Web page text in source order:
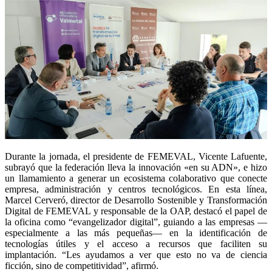
Durante la jornada, el presidente de FEMEVAL, Vicente Lafuente,
subrayó que la federación lleva la innovación «en su ADN», e hizo
un llamamiento a generar un ecosistema colaborativo que conecte
empresa, administración y centros tecnológicos. En esta línea,
Marcel Cerveró, director de Desarrollo Sostenible y Transformación
Digital de FEMEVAL y responsable de la OAP, destacó el papel de
la oficina como “evangelizador digital”, guiando a las empresas —
especialmente a las más pequeñas— en la identificación de
tecnologías útiles y el acceso a recursos que faciliten su
implantación. “Les ayudamos a ver que esto no va de ciencia
ficción, sino de competitividad”, afirmó.